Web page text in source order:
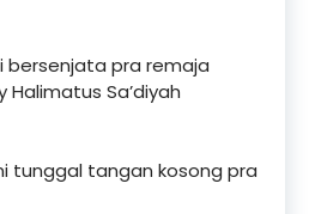
bersenjata pra remaja
Halimatus Sa’diyah
tunggal tangan kosong pra